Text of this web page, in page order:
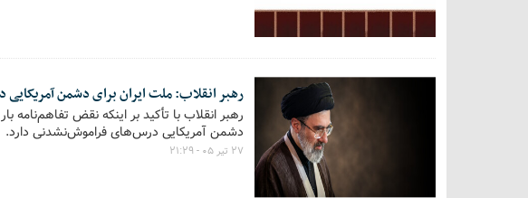
رهبر انقلاب: ملت ایران برای دشمن
رهبر انقلاب با تأکید بر اینکه نقض تفاهم‌نامه
دشمن آمریکایی درس‌های فراموش‌نشدنی دارد.
۲۷ تیر ۰۵ - ۲۱:۲۹